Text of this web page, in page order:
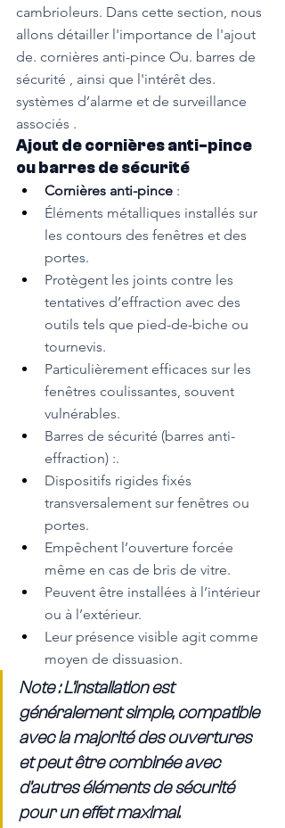
cambrioleurs. Dans cette section, nous
allons détailler l'importance de l'ajout
de. cornières anti-pince Ou. barres de
sécurité , ainsi que l'intérêt des.
systèmes d’alarme et de surveillance
associés .
Ajout de cornières anti-pince
ou barres de sécurité
Cornières anti-pince :
Éléments métalliques installés sur
les contours des fenêtres et des
portes.
Protègent les joints contre les
tentatives d’effraction avec des
outils tels que pied-de-biche ou
tournevis.
Particulièrement efficaces sur les
fenêtres coulissantes, souvent
vulnérables.
Barres de sécurité (barres anti-
effraction) :.
Dispositifs rigides fixés
transversalement sur fenêtres ou
portes.
Empêchent l’ouverture forcée
même en cas de bris de vitre.
Peuvent être installées à l’intérieur
ou à l’extérieur.
Leur présence visible agit comme
moyen de dissuasion.
Note : L’installation est
généralement simple, compatible
avec la majorité des ouvertures
et peut être combinée avec
d’autres éléments de sécurité
pour un effet maximal.